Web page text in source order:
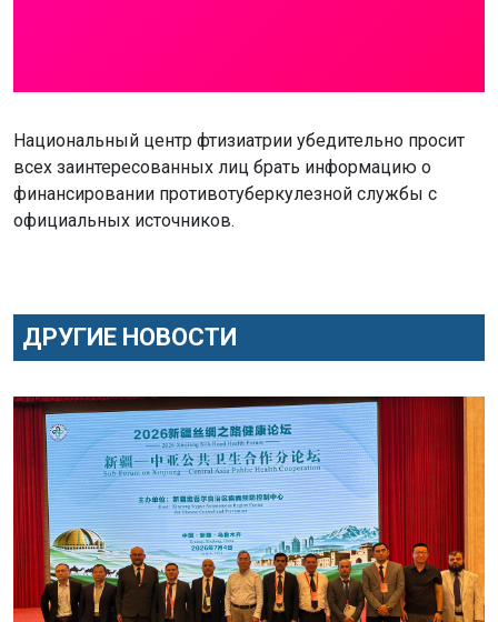
Национальный центр фтизиатрии убедительно просит
всех заинтересованных лиц брать информацию о
финансировании противотуберкулезной службы с
официальных источников.
ДРУГИЕ НОВОСТИ